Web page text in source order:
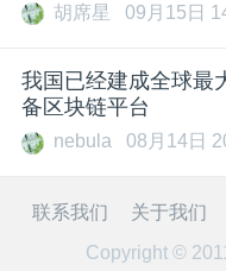
胡席星 09月15日
我国已经建成全球最
备区块链平台
nebula 08月14日
联系我们 关于我们
Copyright ©